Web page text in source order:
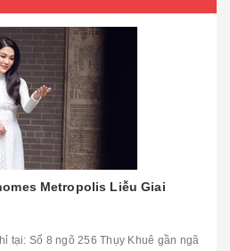
Metropolis Liễu Giai
tại: Số 8 ngõ 256 Thụy Khuê gần ngã